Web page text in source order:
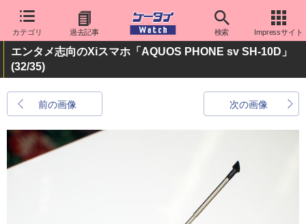
カテゴリ 過去記事 検索 Impressサイト
エンタメ志向のXiスマホ「AQUOS PHONE sv SH-10D」
(32/35)
前の画像 次の画像